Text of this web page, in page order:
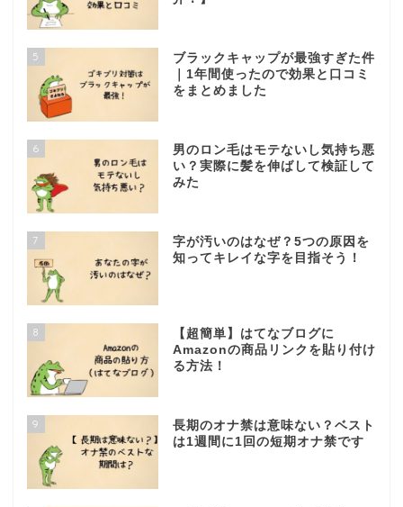
5
ブラックキャップが最強すぎた件
｜1年間使ったので効果と口コミ
をまとめました
6
男のロン毛はモテないし気持ち悪
い？実際に髪を伸ばして検証して
みた
7
字が汚いのはなぜ？5つの原因を
知ってキレイな字を目指そう！
8
【超簡単】はてなブログに
Amazonの商品リンクを貼り付け
る方法！
9
長期のオナ禁は意味ない？ベスト
は1週間に1回の短期オナ禁です